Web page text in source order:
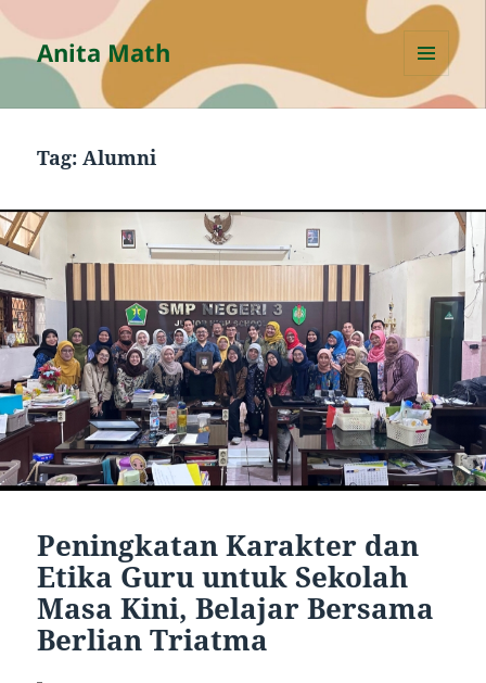
Anita Math
MENU
AND
Tag:Alumni
Peningkatan Karakter dan
Etika Guru untuk Sekolah
Masa Kini, Belajar Bersama
Berlian Triatma